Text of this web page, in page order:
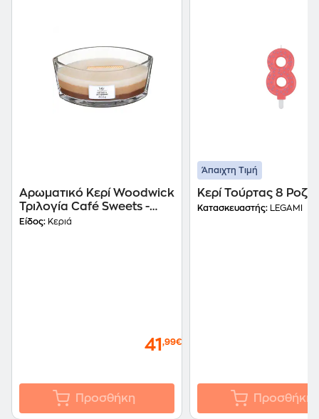
Αρωματικό Κερί Woodwick
Τριλογία Café Sweets -
Πολύχρωμο
Είδος: Κεριά
41 ,99€
Προσθήκη
Άπαιχτη Τιμή
Κερί Τούρτας 8 Ροζ
Κατασκευαστής: LEGAMI
Προσθήκη